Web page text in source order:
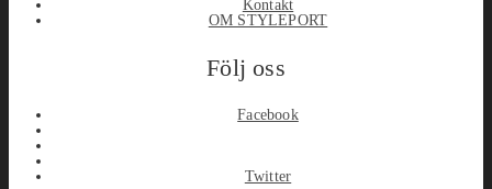
Kontakt
OM STYLEPORT
Följ oss
Facebook
Twitter